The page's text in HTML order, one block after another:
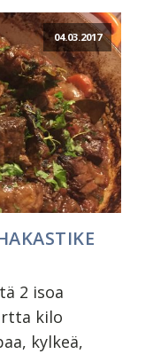
04.03.2017
2 isoa
kilo
kylkeä,